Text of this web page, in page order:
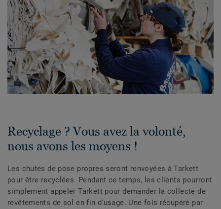
Recyclage ? Vous avez la volonté,
nous avons les moyens !
Les chutes de pose propres seront renvoyées à Tarkett
pour être recyclées. Pendant ce temps, les clients pourront
simplement appeler Tarkett pour demander la collecte de
revêtements de sol en fin d'usage. Une fois récupéré par